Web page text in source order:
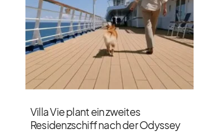
Villa Vie plant ein zweites
Residenzschiff nach der Odyssey